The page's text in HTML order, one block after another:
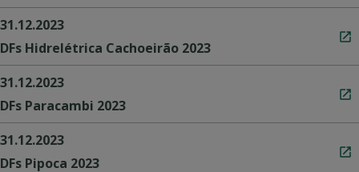
31.12.2023
DFs Hidrelétrica Cachoeirão 2023
31.12.2023
DFs Paracambi 2023
31.12.2023
DFs Pipoca 2023